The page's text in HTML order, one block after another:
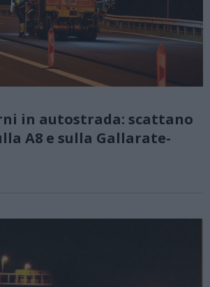
in autostrada: scattano
A8 e sulla Gallarate-